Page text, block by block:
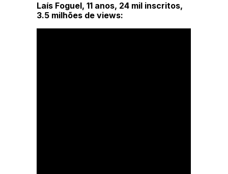
Laís Foguel, 11 anos, 24 mil inscritos,
3.5 milhões de views: